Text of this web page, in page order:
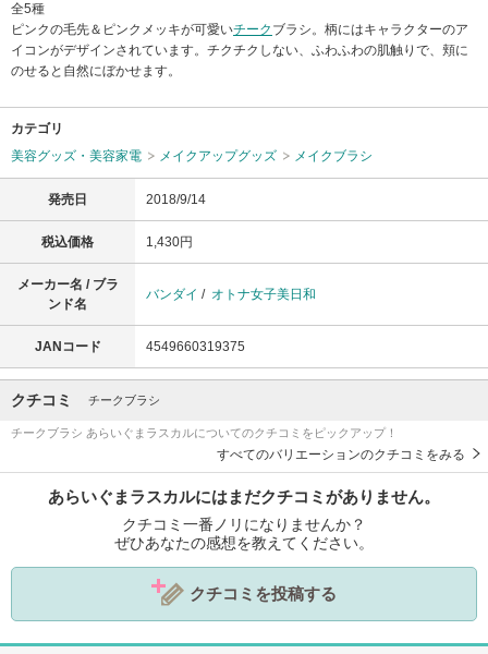
全5種
ピンクの毛先＆ピンクメッキが可愛いチーク ブラシ。柄にはキャラクターのア
イコンがデザインされています。チクチクしない、ふわふわの肌触りで、頬に
のせると自然にぼかせます。
カテゴリ
美容グッズ・美容家電
メイクアップグッズ メイクブラシ
発売日 2018/9/14
税込価格 1,430円
メーカー名 / ブラ
ンド名
バンダイ / オトナ女子美日和
JANコード 4549660319375
クチコミ チークブラシ
チークブラシ あらいぐまラスカルについてのクチコミをピックアップ！
すべてのバリエーションのクチコミをみる
あらいぐまラスカルにはまだクチコミがありません。
クチコミ一番ノリになりませんか？
ぜひあなたの感想を教えてください。
クチコミを投稿する